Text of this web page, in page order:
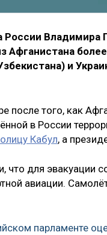
России Владимира
Афганистана
и
после того, как
в России
Кабул, а
для эвакуации
авиации.
парламенте